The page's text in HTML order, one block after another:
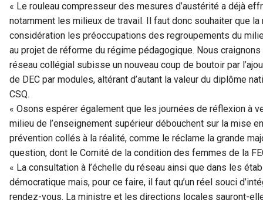
« Le rouleau compresseur des mesures d’austérité a déjà
notamment les milieux de travail. Il faut donc souhaiter que
considération les préoccupations des regroupements du
au projet de réforme du régime pédagogique. Nous
réseau collégial subisse un nouveau coup de boutoir par
de DEC par modules, altérant d’autant la valeur du diplôme
CSQ.
« Osons espérer également que les journées de réflexion à
milieu de l’enseignement supérieur débouchent sur la mise
prévention collés à la réalité, comme le réclame la grande
question, dont le Comité de la condition des femmes de la
« La consultation à l’échelle du réseau ainsi que dans les
démocratique mais, pour ce faire, il faut qu’un réel souci
rendez-vous. La ministre et les directions locales sauront-